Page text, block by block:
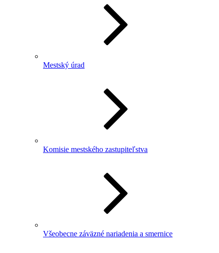
Mestský úrad
Komisie mestského zastupiteľstva
Všeobecne záväzné nariadenia a smernice